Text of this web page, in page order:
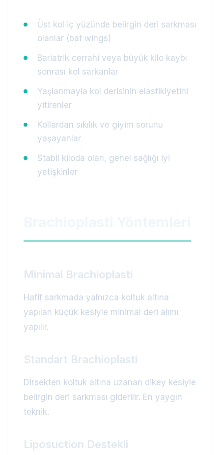
Üst kol iç yüzünde belirgin deri sarkması
olanlar (bat wings)
Bariatrik cerrahi veya büyük kilo kaybı
sonrası kol sarkanlar
Yaşlanmayla kol derisinin elastikiyetini
yitirenler
Kollardan sıkılık ve giyim sorunu
yaşayanlar
Stabil kiloda olan, genel sağlığı iyi
yetişkinler
Minimal Brachioplasti
Hafif sarkmada yalnızca koltuk altına
yapılan küçük kesiyle minimal deri alımı
yapılır.
Standart Brachioplasti
Dirsekten koltuk altına uzanan dikey kesiyle
belirgin deri sarkması giderilir. En yaygın
teknik.
Liposuction Destekli